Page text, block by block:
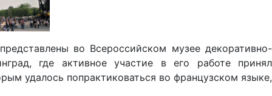
во Всероссийском музее декоративно-
где активное участие в его работе принял
удалось попрактиковаться во французском языке,